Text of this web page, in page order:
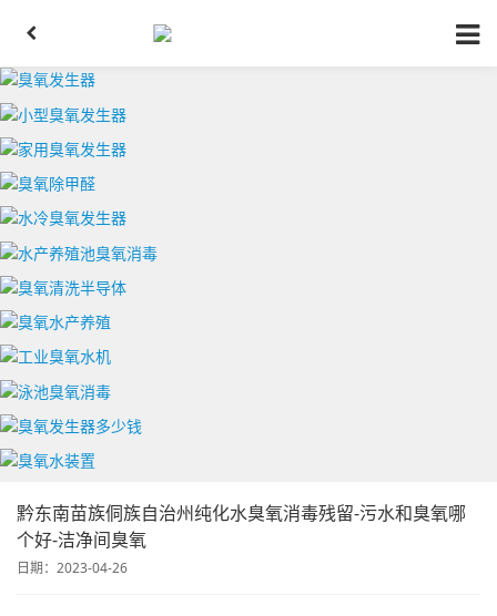
黔东南苗族侗族自治州纯化水臭氧消毒残留-污水和臭氧哪
个好-洁净间臭氧
日期：2023-04-26